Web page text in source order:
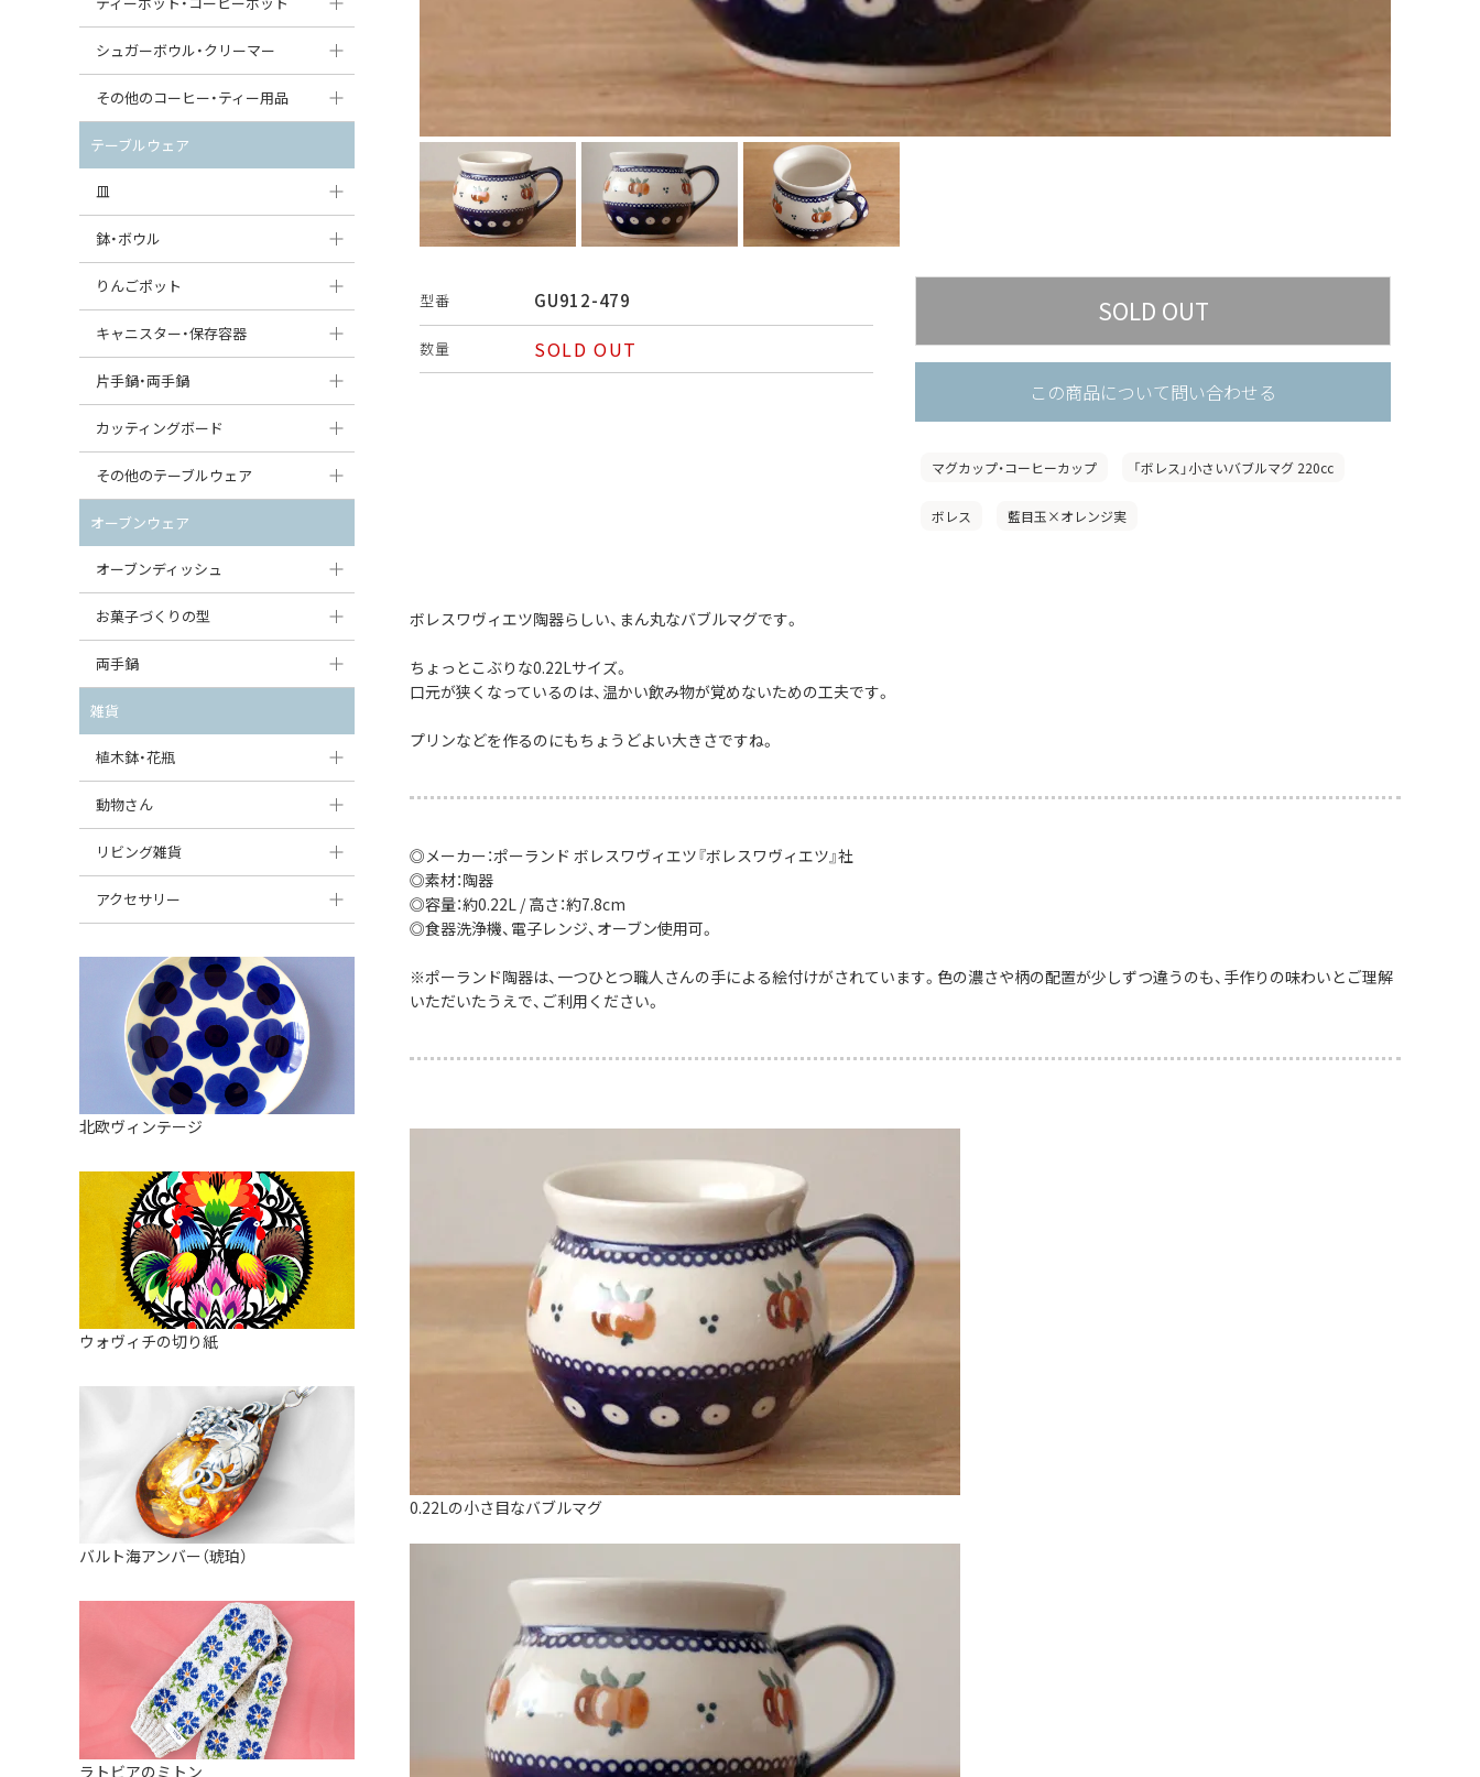
型番 GU912-479
数量
SOLD OUT
この商品について問い合わせる
マグカップ・コーヒーカップ 「ボレス」小さいバブルマグ 220cc
ボレス 藍目玉×オレンジ実
ボレスワヴィエツ陶器らしい、まん丸なバブルマグです。
ちょっとこぶりな0.22Lサイズ。
口元が狭くなっているのは、温かい飲み物が覚めないための工夫です。
プリンなどを作るのにもちょうどよい大きさですね。
◎メーカー：ポーランド ボレスワヴィエツ『ボレスワヴィエツ』社
◎素材：陶器
◎容量：約0.22L / 高さ：約7.8cm
◎食器洗浄機、電子レンジ、オーブン使用可。
※ポーランド陶器は、一つひとつ職人さんの手による絵付けがされています。色の濃さや柄の配置が少しずつ違うのも、手作りの味わいとご理解
いただいたうえで、ご利用ください。
0.22Lの小さ目なバブルマグ
ティーポット
コーヒーポット
シュガーボウル・クリーマー
シュガーボウル
クリーマー
その他のコーヒー・ティー用品
ポットウォーマー
ピッチャー
コーヒードリッパー
すべて見る
テーブルウェア
皿
大皿（24cm〜）
中皿（18〜24cm）
丸皿
スープ皿
ダルマプレート
たまご型プレート
ハート型プレート
変形プレート
分割ディッシュ
すべて見る
鉢・ボウル
大鉢（21cm〜）
中鉢（16〜21cm）
丸鉢・どんぶり・ボウル
茶碗
オーバルボウル
ハートボウル
葉っぱ型ボウル
りんご型ボウル
いちご型ボウル
星型ボウル
スープカップ
そば猪口・フリーカップ
ココット
薬味入れ
ミキシングボウル
すべて見る
りんごポット
りんごポット
りんごポット小
キャニスター・保存容器
キャニスター
つぼ
ガーリックポット
オニオンキャニスター
ガーリックキャニスター
チーズケース
バターディッシュ
六角形ポット
ボトル
すべて見る
片手鍋・両手鍋
ソースパン（片手鍋）
スープチュリーン
カッティングボード
角型カッティングボード
丸型カッティングボード
すべて見る
その他のテーブルウェア
調味料入れ
グレイヴィーボート
エッグカップ
ケーキスタンド
カトラリー
はしおき・カトラリーレスト
オーブンウェア
オーブンディッシュ
大型（24cm〜）
中型（18〜24cm）
スクエアオーブンディッシュ
オーバルオーブンディッシュ
すべて見る
お菓子づくりの型
パウンド型
マフィン型
すべて見る
両手鍋
チュリーン
キャセロール
すべて見る
雑貨
植木鉢・花瓶
植木鉢
花瓶
動物さん
フィギュア・置物
貯金箱
オーナメント
クリーマー
リビング雑貨
スツール
バス・洗面用品
家具小物
小物入れ
アロマポット
バスケット
装飾用タイル・プレート
ミニチュア
天使さま
カードスタンド
マグネット
すべて見る
アクセサリー
ペンダントトップ
すべて見る
北欧ヴィンテージ
ウォヴィチの切り紙
バルト海アンバー（琥珀）
ラトビアのミトン